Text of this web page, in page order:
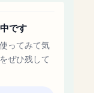
です
ってみて気
ぜひ残して